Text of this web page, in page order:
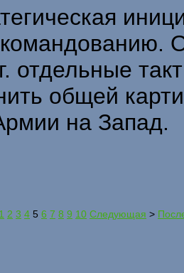
командованию.
отдельные
общей
на Запад.
1 2 3 4 5 6 7 8 9 10 Следующая >